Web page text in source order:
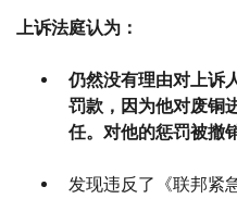
上诉法庭认为：
仍然没有理由对上
罚款，因为他对废铜
任。对他的惩罚被撤销
发现违反了《联邦紧